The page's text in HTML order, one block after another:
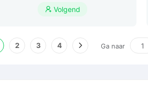
 Volgend
2 3 4 Ga naar